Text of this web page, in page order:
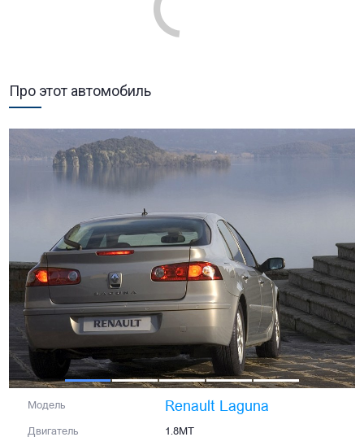
Renault Laguna
Двигатель 1.8MT
Топливо АИ-95
Привод Передний
До сотни 10,70 с